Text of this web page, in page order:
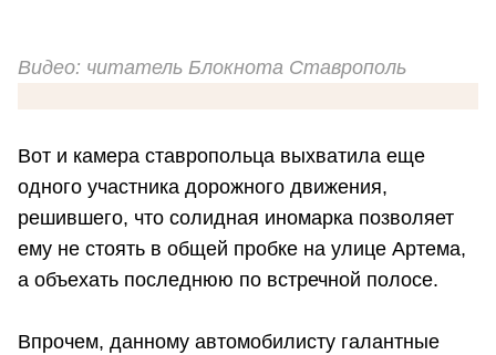
Видео: читатель Блокнота Ставрополь
Вот и камера ставропольца выхватила еще
одного участника дорожного движения,
решившего, что солидная иномарка позволяет
ему не стоять в общей пробке на улице Артема,
а объехать последнюю по встречной полосе.
Впрочем, данному автомобилисту галантные